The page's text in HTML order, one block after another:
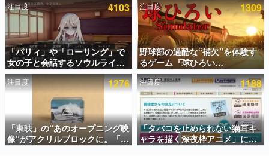
電ファミのいま読まれている記事ランキング
アプリセール情報
インタビュー
連載・特集一覧
殿堂入り記事
SNS拡散数が数千以上！ ページビュー数万以上！ などな
ど。多くの人々に読まれた、電ファミ渾身の“殿堂入り”記
事をまとめました。
注目度 4103
「パリィ」や「ローリング」で
女の子と会話するソウルライク
恋愛ゲーム『小早川さんはソウ
ルライク』無料公開。返事に失
敗すると「YOU DIED」
注目度 1309
野球部の過酷な“補欠”を体験す
るゲーム『球ひろい
Simulator』が「1件」のウィッ
シュリストをもとにチェコ語に
対応しSNSで話題に。『キング
ダム・カム』開発元やチェコの
プロ野球選手から称賛の声
注目度 1276
「東映」の“あのオープニング映
像”がアクリルブロックに。「東
映ヒストリカル グッズコレクシ
注目度 1188
「タバコを止められない猫耳キ
ャラを描く深夜枠アニメ」に視
聴者の一部から批判意見。違法